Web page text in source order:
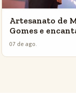
Artesanato de
Gomes e
07 de ago.